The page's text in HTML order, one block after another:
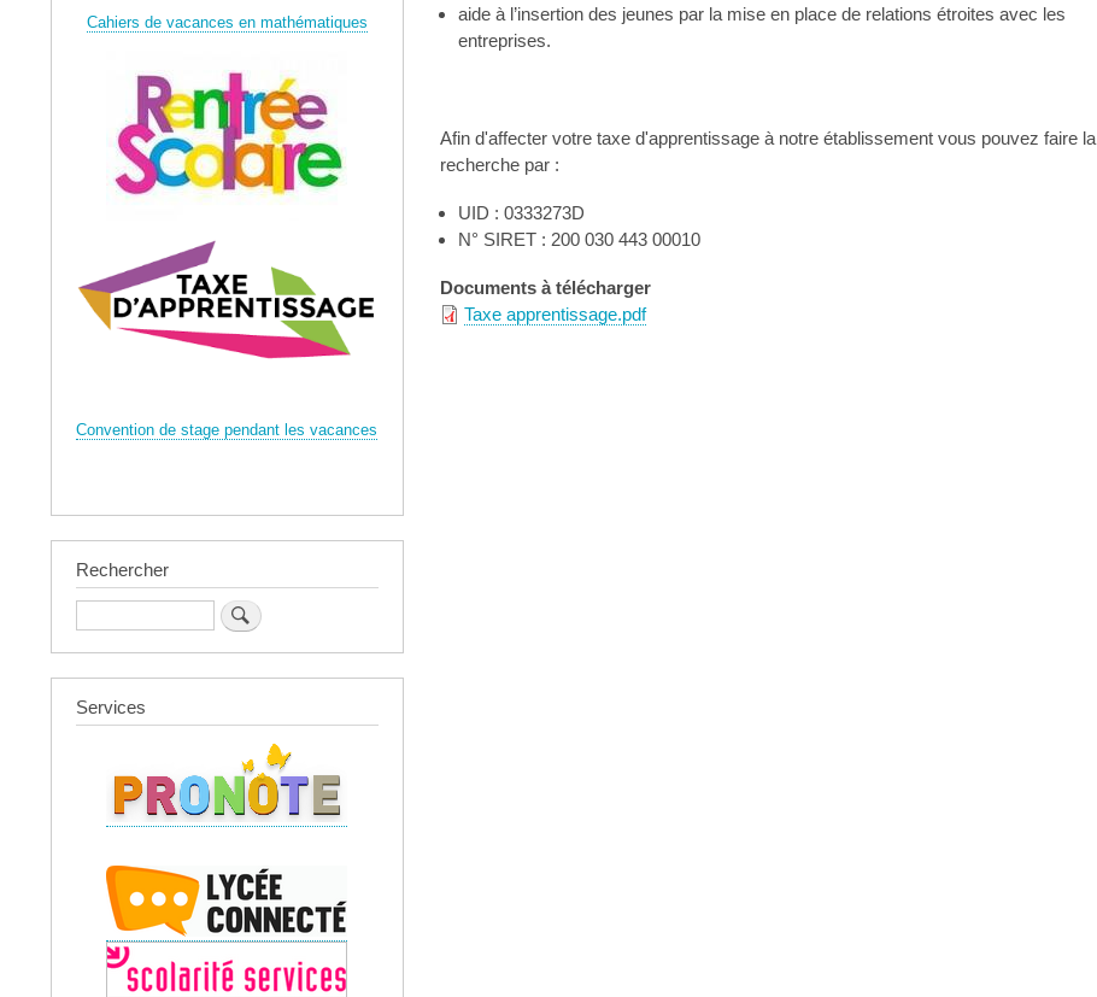
aide à l’insertion des jeunes par la mise en place de relations étroites avec les
entreprises.
Afin d'affecter votre taxe d'apprentissage à notre établissement vous pouvez faire la
recherche par :
UID : 0333273D
N° SIRET : 200 030 443 00010
Documents à télécharger
Taxe apprentissage.pdf
Cahiers de vacances en mathématiques
Convention de stage pendant les vacances
Rechercher
Services